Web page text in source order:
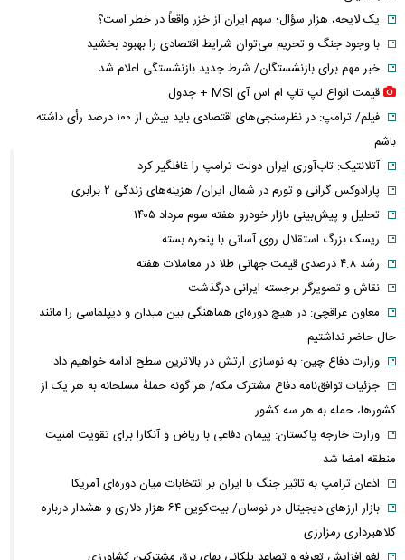
یک لایحه، هزار سؤال؛ سهم ایران از خزر واقعاً در خطر است؟
با وجود جنگ و تحریم می‌توان شرایط اقتصادی را بهبود بخشید
خبر مهم برای بازنشستگان/ شرط جدید بازنشستگی اعلام شد
قیمت انواع لپ تاپ ام اس آی MSI + جدول
فیلم/ ترامپ: در نظرسنجی‌های اقتصادی باید بیش از ۱۰۰ درصد رأی داشته
باشم
آتلانتیک: تاب‌آوری ایران دولت ترامپ را غافلگیر کرد
پارادوکس گرانی و تورم در شمال ایران/ هزینه‌های زندگی ۲ برابری
تحلیل و پیش‌بینی بازار خودرو هفته سوم مرداد ۱۴۰۵
ریسک بزرگ استقلال روی آسانی با پنجره بسته
رشد ۴.۸ درصدی قیمت جهانی طلا در معاملات هفته
نقاش و تصویرگر برجسته ایرانی درگذشت
معاون عراقچی: در هیچ دوره‌ای هماهنگی بین میدان و دیپلماسی را مانند
حال حاضر نداشتیم
وزارت دفاع چین: به نوسازی ارتش در بالاترین سطح ادامه خواهیم داد
جزئیات توافق‌نامه دفاع مشترک مکه/ هر گونه حملهٔ مسلحانه به هر یک از
کشورها، حمله به هر سه کشور
وزارت خارجه پاکستان: پیمان دفاعی با ریاض و آنکارا برای تقویت امنیت
منطقه امضا شد
اذعان ترامپ به تاثیر جنگ با ایران بر انتخابات میان دوره‌ای آمریکا
بازار ارزهای دیجیتال در نوسان/ بیت‌کوین ۶۴ هزار دلاری و هشدار درباره
کلاهبرداری رمزارزی